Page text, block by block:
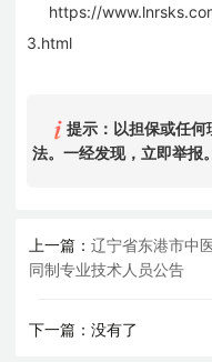
https://
3.html
提示：以担保或任何
法。一经发现，立即举报。
上一篇：辽宁省东港市中
同制专业技术人员公告
下一篇：没有了